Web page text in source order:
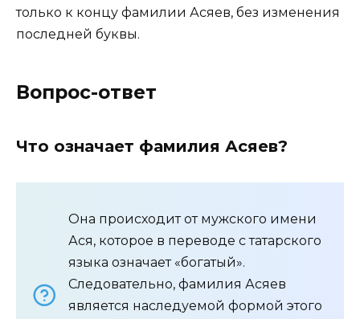
только к концу фамилии Асяев, без изменения
последней буквы.
Вопрос-ответ
Что означает фамилия Асяев?
Она происходит от мужского имени
Ася, которое в переводе с татарского
языка означает «богатый».
Следовательно, фамилия Асяев
является наследуемой формой этого